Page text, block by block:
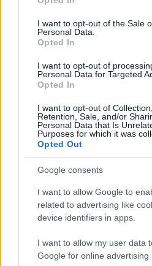
use your data for below specified
consent section.
I want to opt-out of the Sale
Personal Data.
Opted In
I want to opt-out of
Personal Data for Targeted
Opted In
I want to opt-out of
Retention, Sale, and/or
Personal Data that Is
Purposes for which it was
Opted Out
Google consents
I want to allow Google to
related to advertising like
device identifiers in apps.
I want to allow my user data
Google for online advertising
Megvan, mikor kezdődik az